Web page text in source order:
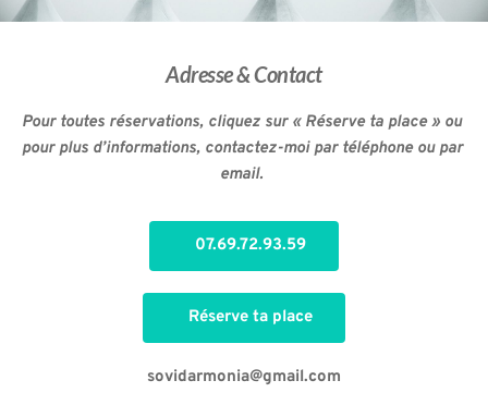
Adresse & Contact
Pour toutes réservations, cliquez sur « Réserve ta place » ou
pour plus d’informations, contactez-moi par téléphone ou par
email.
07.69.72.93.59
Réserve ta place
sovidarmonia@gmail.com